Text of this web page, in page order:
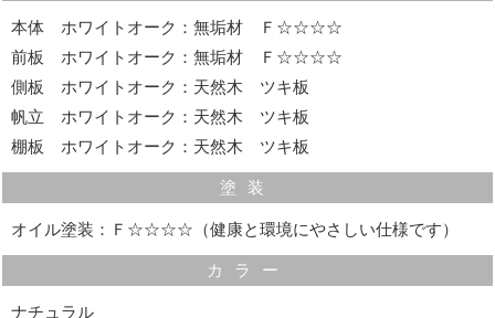
また、広さもあるのでＡ４サイズのノートも収納可能で
す。
桐無垢材を使用していますので、虫が付きにくく、湿度
の調整もしますので大事な物を長く保管できます。
気配りの効いた細部の仕様
本体 ホワイトオーク：無垢材 Ｆ☆☆☆☆
前板 ホワイトオーク：無垢材 Ｆ☆☆☆☆
側板 ホワイトオーク：天然木 ツキ板
帆立 ホワイトオーク：天然木 ツキ板
棚板 ホワイトオーク：天然木 ツキ板
塗装
オイル塗装：Ｆ☆☆☆☆（健康と環境にやさしい仕様です）
カラー
ナチュラル